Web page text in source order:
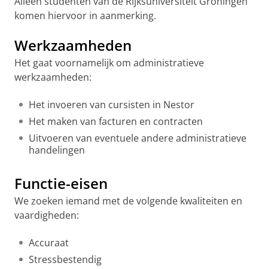
komen hiervoor in aanmerking.
Werkzaamheden
Het gaat voornamelijk om administratieve
werkzaamheden:
Het invoeren van cursisten in Nestor
Het maken van facturen en contracten
Uitvoeren van eventuele andere administratieve
handelingen
Functie-eisen
We zoeken iemand met de volgende kwaliteiten en
vaardigheden:
Accuraat
Stressbestendig